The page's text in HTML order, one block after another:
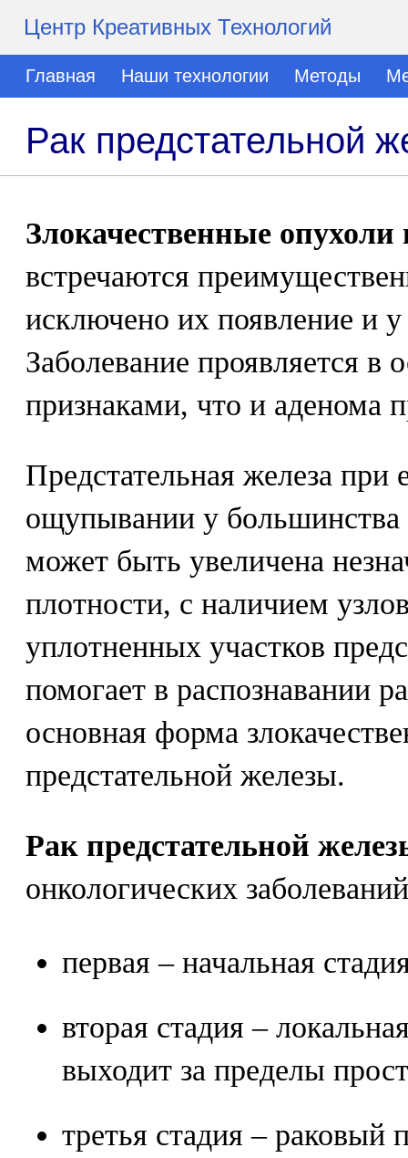
Центр Креативных Технологий
Главная Наши технологии Методы
Рак предстательной
Злокачественные
встречаются
исключено их появление и
Заболевание проявляется в
признаками, что и аденома
Предстательная железа при
ощупывании у
может быть увеличена
плотности, с наличием
уплотненных участков
помогает в распознавании
основная форма
предстательной железы.
Рак предстательной
онкологических
первая – начальная
вторая стадия –
выходит за пределы
третья стадия – раковый